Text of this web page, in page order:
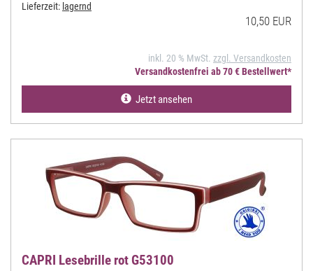
Lieferzeit: lagernd
10,50 EUR
inkl. 20 % MwSt. zzgl. Versandkosten
Versandkostenfrei ab 70 € Bestellwert*
Jetzt ansehen
CAPRI Lesebrille rot G53100